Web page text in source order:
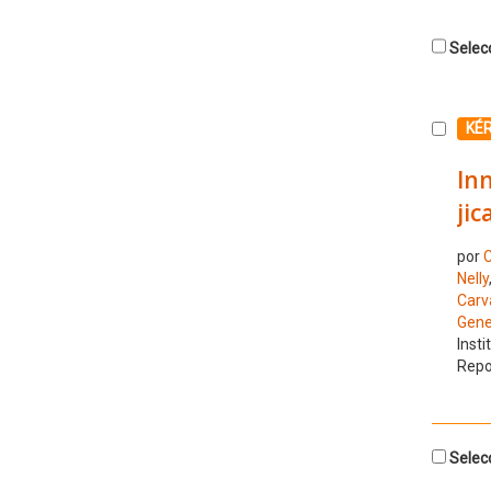
por
Nelly,